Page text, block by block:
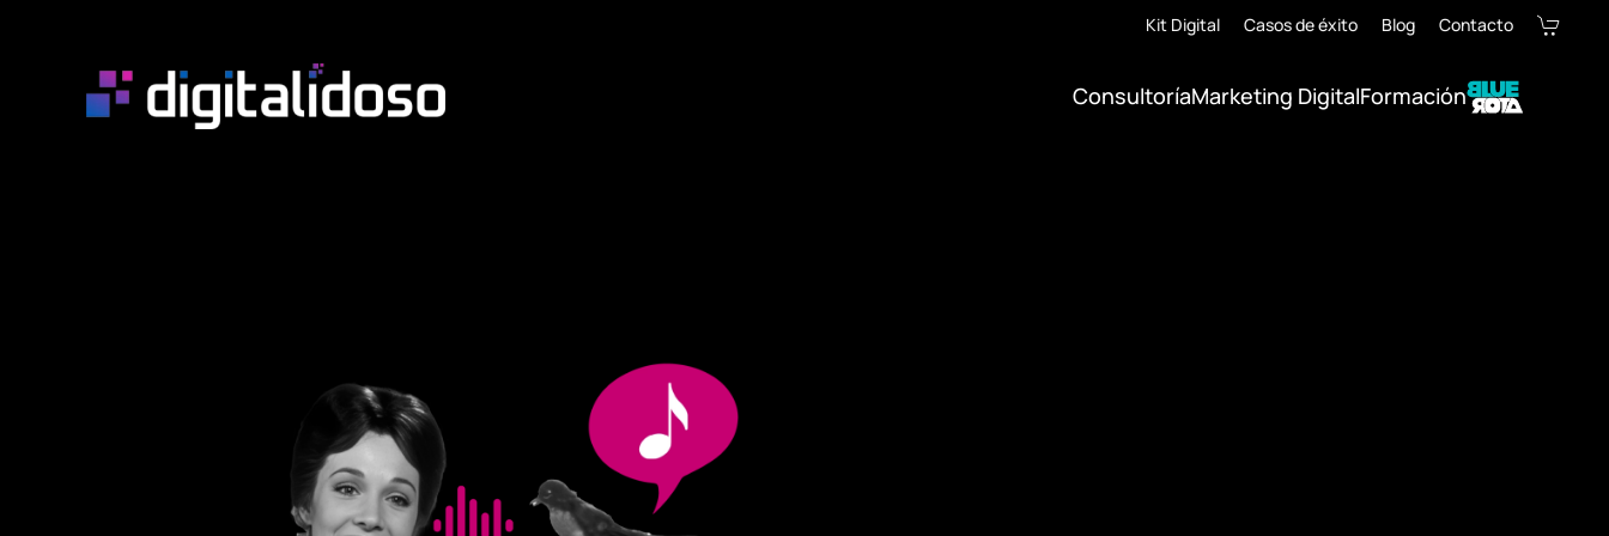
Skip to main content
Kit Digital Casos de éxito Blog Contacto
ConsultoríaMarketing DigitalFormación